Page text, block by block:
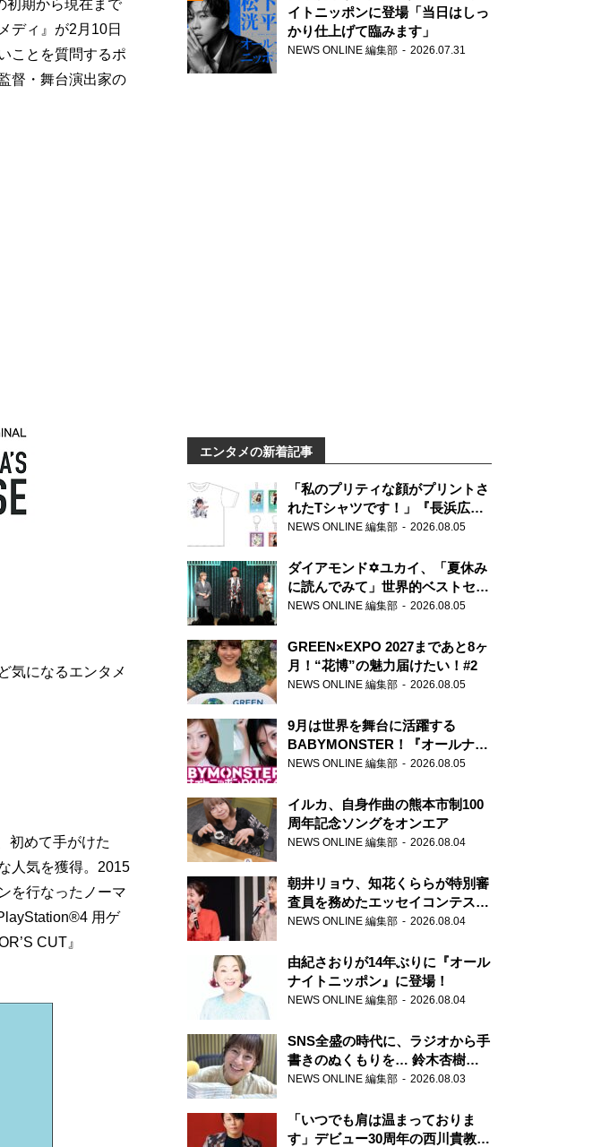
初期から現在まで
ディ』が2月10日
ことを質問するポ
督・舞台演出家の
気になるエンタメ
初めて手がけた
人気を獲得。2015
を行なったノーマ
用ゲ
CUT』
イトニッポンに登場「当日はしっ
かり仕上げて臨みます」
NEWS ONLINE 編集部 2026.07.31
エンタメの新着記事
「私のプリティな顔がプリントさ
れたTシャツです！」『長浜広奈
天下無双』初の番組グッズ発売
NEWS ONLINE 編集部 2026.08.05
ダイアモンド✡ユカイ、「夏休み
に読んでみて」世界的ベストセラ
ー『アナスタシア』を紹介
NEWS ONLINE 編集部 2026.08.05
GREEN×EXPO 2027まであと8ヶ
月！“花博”の魅力届けたい！#2
NEWS ONLINE 編集部 2026.08.05
9月は世界を舞台に活躍する
BABYMONSTER！『オールナイ
トニッポンPODCAST』月替わり
NEWS ONLINE 編集部 2026.08.05
イルカ、自身作曲の熊本市制100
周年記念ソングをオンエア
NEWS ONLINE 編集部 2026.08.04
朝井リョウ、知花くららが特別審
査員を務めたエッセイコンテスト
の特別番組「#いまあなたに伝え
NEWS ONLINE 編集部 2026.08.04
由紀さおりが14年ぶりに『オール
ナイトニッポン』に登場！
NEWS ONLINE 編集部 2026.08.04
SNS全盛の時代に、ラジオから手
書きのぬくもりを… 鈴木杏樹の
直筆はがきが届く！
郵便局
NEWS ONLINE 編集部 2026.08.03
「いつでも肩は温まっておりま
す」デビュー30周年の西川貴教が